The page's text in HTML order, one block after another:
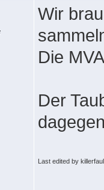
Wir
Die
Der
Last edited by